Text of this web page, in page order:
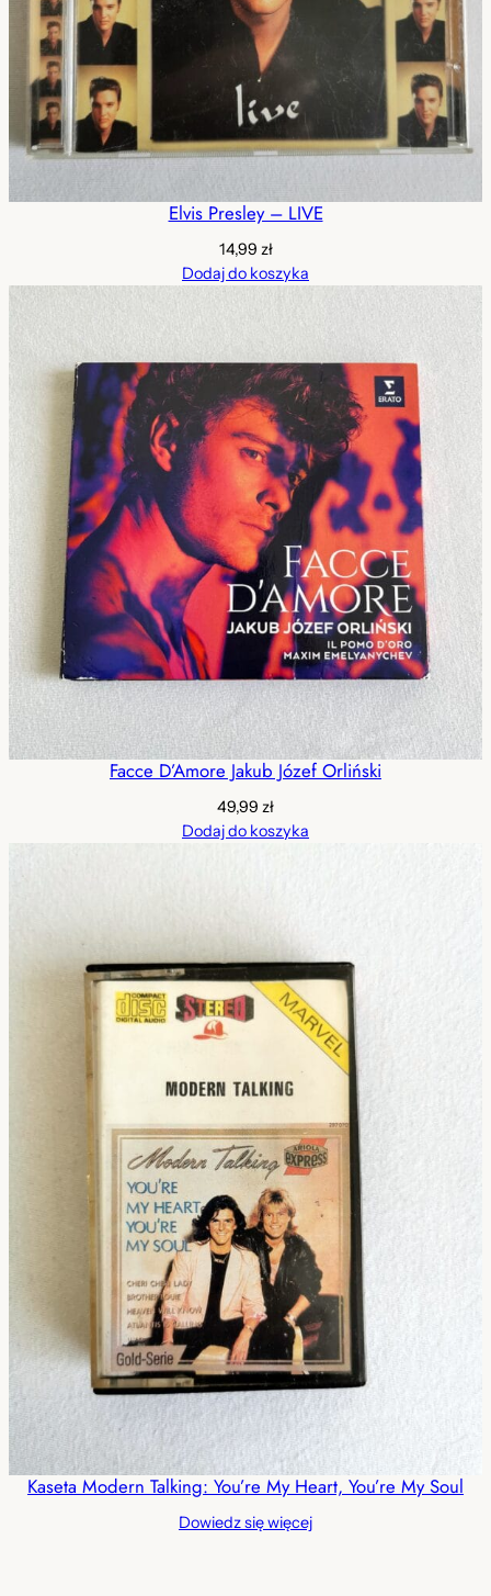
Elvis Presley – LIVE
14,99 zł
Dodaj do koszyka
Facce D’Amore Jakub Józef Orliński
49,99 zł
Dodaj do koszyka
Kaseta Modern Talking: You’re My Heart, You’re My Soul
Dowiedz się więcej